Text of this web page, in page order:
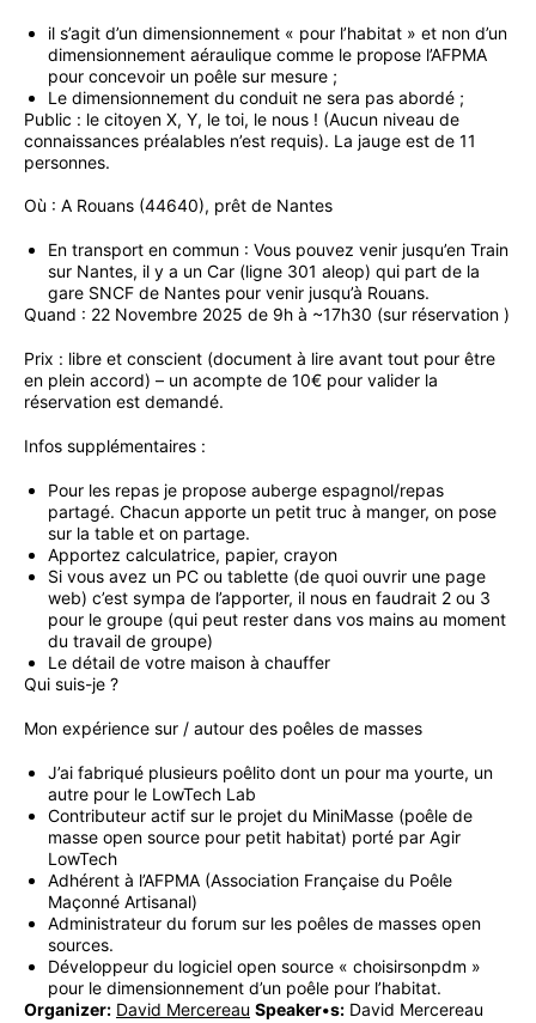
il s’agit d’un dimensionnement « pour l’habitat » et non d’un
dimensionnement aéraulique comme le propose l’AFPMA
pour concevoir un poêle sur mesure ;
Le dimensionnement du conduit ne sera pas abordé ;
Public : le citoyen X, Y, le toi, le nous ! (Aucun niveau de
connaissances préalables n’est requis). La jauge est de 11
personnes.
Où : A Rouans (44640), prêt de Nantes
En transport en commun : Vous pouvez venir jusqu’en Train
sur Nantes, il y a un Car (ligne 301 aleop) qui part de la
gare SNCF de Nantes pour venir jusqu’à Rouans.
Quand : 22 Novembre 2025 de 9h à ~17h30 (sur réservation )
Prix : libre et conscient (document à lire avant tout pour être
en plein accord) – un acompte de 10€ pour valider la
réservation est demandé.
Infos supplémentaires :
Pour les repas je propose auberge espagnol/repas
partagé. Chacun apporte un petit truc à manger, on pose
sur la table et on partage.
Apportez calculatrice, papier, crayon
Si vous avez un PC ou tablette (de quoi ouvrir une page
web) c’est sympa de l’apporter, il nous en faudrait 2 ou 3
pour le groupe (qui peut rester dans vos mains au moment
du travail de groupe)
Le détail de votre maison à chauffer
Qui suis-je ?
Mon expérience sur / autour des poêles de masses
J’ai fabriqué plusieurs poêlito dont un pour ma yourte, un
autre pour le LowTech Lab
Contributeur actif sur le projet du MiniMasse (poêle de
masse open source pour petit habitat) porté par Agir
LowTech
Adhérent à l’AFPMA (Association Française du Poêle
Maçonné Artisanal)
Administrateur du forum sur les poêles de masses open
sources.
Développeur du logiciel open source « choisirsonpdm »
pour le dimensionnement d’un poêle pour l’habitat.
Organizer: David Mercereau Speaker•s: David Mercereau